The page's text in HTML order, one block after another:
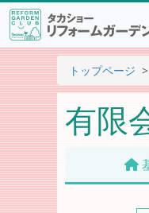
トップページ
有限